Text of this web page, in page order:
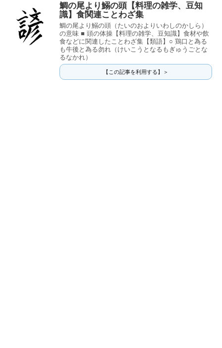
鯛の尾より鰯の頭【料理の雑学、豆知
識】食関連ことわざ集
鯛の尾より鰯の頭（たいのおよりいわしのかしら）
の意味 ■ 頭の体操【料理の雑学、豆知識】食材や飲
食などに関連したことわざ集【類語】○ 鶏口と為る
も牛後と為る勿れ（けいこうとなるもぎゅうごとな
るなかれ）
【この記事を利用する】＞